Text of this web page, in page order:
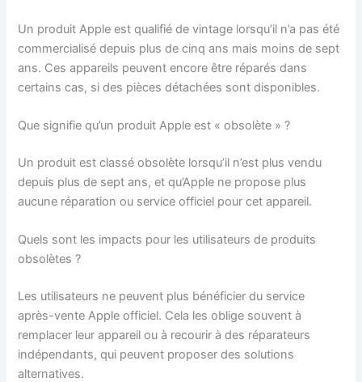
Un produit Apple est qualifié de vintage lorsqu’il n’a pas été
commercialisé depuis plus de cinq ans mais moins de sept
ans. Ces appareils peuvent encore être réparés dans
certains cas, si des pièces détachées sont disponibles.
Que signifie qu’un produit Apple est « obsolète » ?
Un produit est classé obsolète lorsqu’il n’est plus vendu
depuis plus de sept ans, et qu’Apple ne propose plus
aucune réparation ou service officiel pour cet appareil.
Quels sont les impacts pour les utilisateurs de produits
obsolètes ?
Les utilisateurs ne peuvent plus bénéficier du service
après-vente Apple officiel. Cela les oblige souvent à
remplacer leur appareil ou à recourir à des réparateurs
indépendants, qui peuvent proposer des solutions
alternatives.